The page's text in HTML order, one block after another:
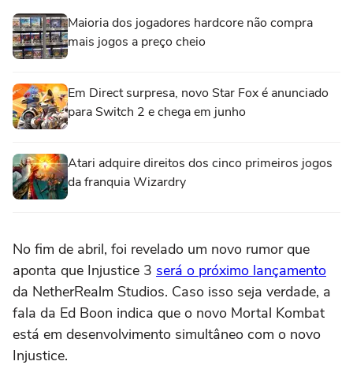
Maioria dos jogadores hardcore não compra
mais jogos a preço cheio
Em Direct surpresa, novo Star Fox é anunciado
para Switch 2 e chega em junho
Atari adquire direitos dos cinco primeiros jogos
da franquia Wizardry
No fim de abril, foi revelado um novo rumor que
aponta que Injustice 3 será o próximo lançamento
da NetherRealm Studios. Caso isso seja verdade, a
fala da Ed Boon indica que o novo Mortal Kombat
está em desenvolvimento simultâneo com o novo
Injustice.